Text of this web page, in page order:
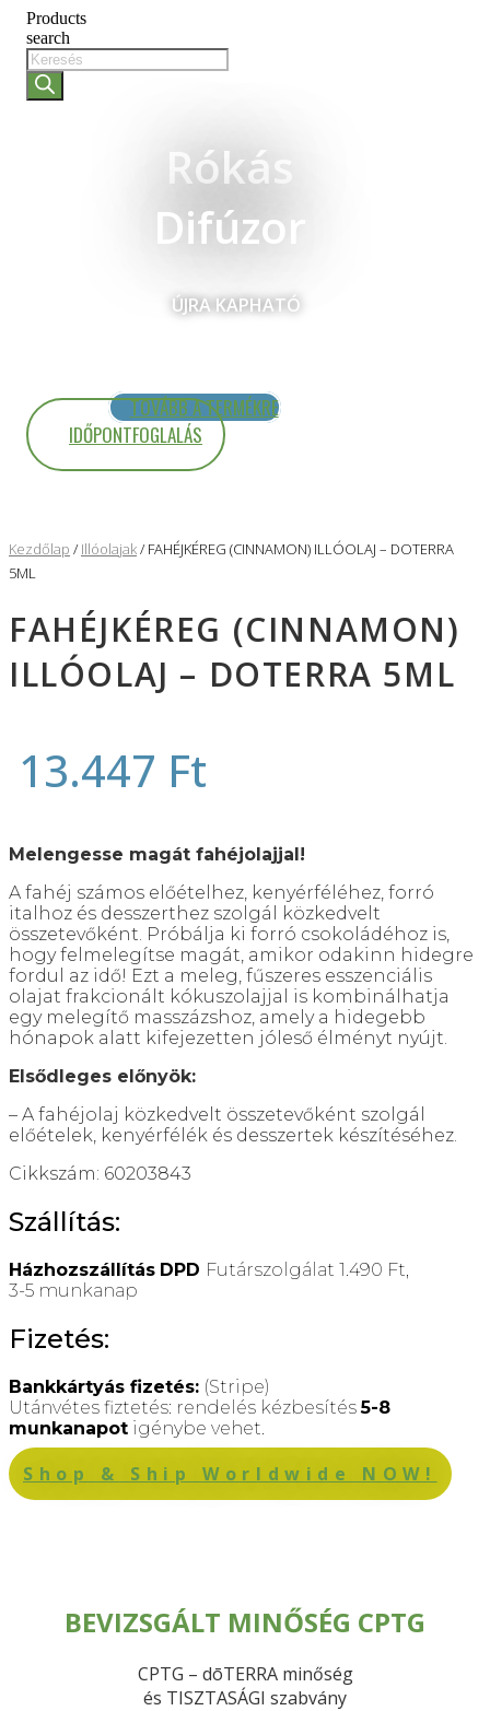
Products
search
Rókás
Difúzor
ÚJRA KAPHATÓ
TOVÁBB A TERMÉKRE
IDŐPONTFOGLALÁS
Kezdőlap / Illóolajak/ FAHÉJKÉREG (CINNAMON) ILLÓOLAJ – DOTERRA
5ML
FAHÉJKÉREG (CINNAMON)
ILLÓOLAJ – DOTERRA 5ML
13.447 Ft
Melengesse magát fahéjolajjal!
A fahéj számos előételhez, kenyérféléhez, forró
italhoz és desszerthez szolgál közkedvelt
összetevőként. Próbálja ki forró csokoládéhoz is,
hogy felmelegítse magát, amikor odakinn hidegre
fordul az idő! Ezt a meleg, fűszeres esszenciális
olajat frakcionált kókuszolajjal is kombinálhatja
egy melegítő masszázshoz, amely a hidegebb
hónapok alatt kifejezetten jóleső élményt nyújt.
Elsődleges előnyök:
– A fahéjolaj közkedvelt összetevőként szolgál
előételek, kenyérfélék és desszertek készítéséhez.
Cikkszám: 60203843
Szállítás:
Házhozszállítás DPD Futárszolgálat 1.490 Ft,
3-5 munkanap
Fizetés:
Bankkártyás fizetés: (Stripe)
Utánvétes fiztetés: rendelés kézbesítés5-8
munkanapot igénybe vehet.
Shop & Ship Worldwide NOW!
BEVIZSGÁLT MINŐSÉG CPTG
CPTG – dōTERRA minőség
és TISZTASÁGI szabvány